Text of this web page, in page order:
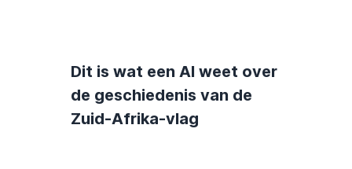
Dit is wat een AI weet over
de geschiedenis van de
Zuid-Afrika-vlag